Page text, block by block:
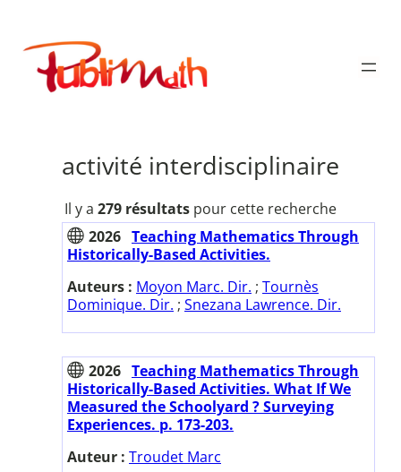
contenu
Publimath
activité interdisciplinaire
Il y a 279 résultats pour cette recherche
2026 Teaching Mathematics Through
Historically-Based Activities.
Auteurs : Moyon Marc. Dir. ; Tournès
Dominique. Dir. ; Snezana Lawrence. Dir.
2026 Teaching Mathematics Through
Historically-Based Activities. What If We
Measured the Schoolyard ? Surveying
Experiences. p. 173-203.
Auteur : Troudet Marc